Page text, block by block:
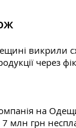
викрили
через
на
млн грн